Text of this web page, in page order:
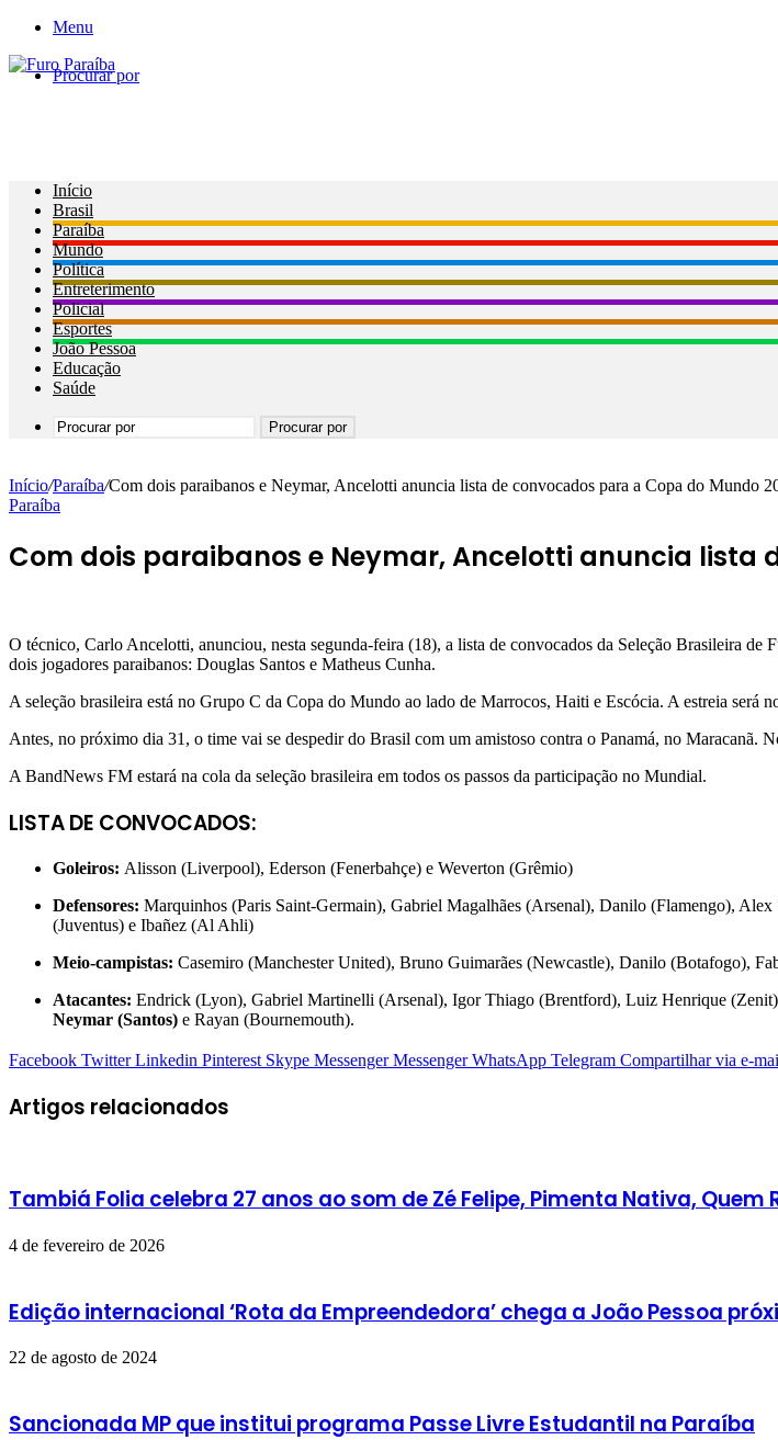
Menu
Procurar por
Início
Brasil
Paraíba
Mundo
Política
Entreterimento
Policial
Esportes
João Pessoa
Educação
Saúde
Procurar por
Início/Paraíba/Com dois paraibanos e Neymar, Ancelotti anuncia lista de convocados para a Copa do Mundo
Paraíba
Com dois paraibanos e Neymar, Ancelotti anuncia lista
O técnico, Carlo Ancelotti, anunciou, nesta segunda-feira (18), a lista de convocados da Seleção Brasileira de
dois jogadores paraibanos: Douglas Santos e Matheus Cunha.
A seleção brasileira está no Grupo C da Copa do Mundo ao lado de Marrocos, Haiti e Escócia. A estreia será
Antes, no próximo dia 31, o time vai se despedir do Brasil com um amistoso contra o Panamá, no Maracanã.
A BandNews FM estará na cola da seleção brasileira em todos os passos da participação no Mundial.
LISTA DE CONVOCADOS:
Goleiros: Alisson (Liverpool), Ederson (Fenerbahçe) e Weverton (Grêmio)
Defensores: Marquinhos (Paris Saint-Germain), Gabriel Magalhães (Arsenal), Danilo (Flamengo),
(Juventus) e Ibañez (Al Ahli)
Meio-campistas: Casemiro (Manchester United), Bruno Guimarães (Newcastle), Danilo (Botafogo),
Atacantes: Endrick (Lyon), Gabriel Martinelli (Arsenal), Igor Thiago (Brentford), Luiz Henrique
Neymar (Santos) e Rayan (Bournemouth).
Facebook Twitter Linkedin Pinterest Skype Messenger Messenger WhatsApp Telegram Compartilhar via e-
Artigos relacionados
Tambiá Folia celebra 27 anos ao som de Zé Felipe, Pimenta Nativa,
4 de fevereiro de 2026
Edição internacional ‘Rota da Empreendedora’ chega a João Pessoa
22 de agosto de 2024
Sancionada MP que institui programa Passe Livre Estudantil na Paraíba